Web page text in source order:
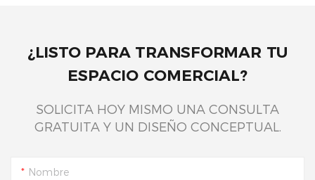
¿LISTO PARA TRANSFORMAR TU
ESPACIO COMERCIAL?
SOLICITA HOY MISMO UNA CONSULTA
GRATUITA Y UN DISEÑO CONCEPTUAL.
Nombre